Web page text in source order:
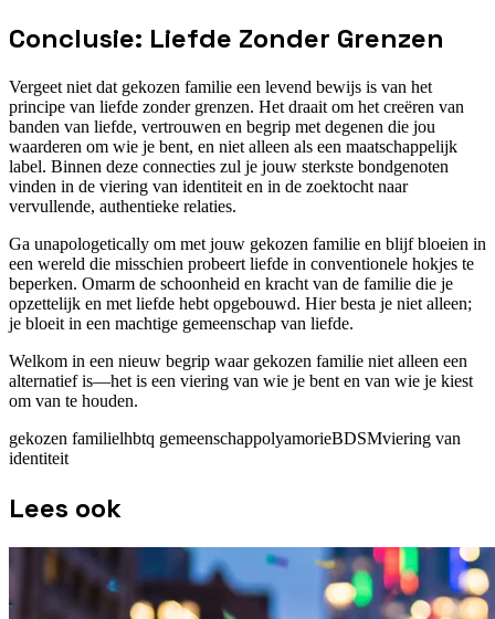
Conclusie: Liefde Zonder Grenzen
Vergeet niet dat gekozen familie een levend bewijs is van het
principe van liefde zonder grenzen. Het draait om het creëren van
banden van liefde, vertrouwen en begrip met degenen die jou
waarderen om wie je bent, en niet alleen als een maatschappelijk
label. Binnen deze connecties zul je jouw sterkste bondgenoten
vinden in de viering van identiteit en in de zoektocht naar
vervullende, authentieke relaties.
Ga unapologetically om met jouw gekozen familie en blijf bloeien in
een wereld die misschien probeert liefde in conventionele hokjes te
beperken. Omarm de schoonheid en kracht van de familie die je
opzettelijk en met liefde hebt opgebouwd. Hier besta je niet alleen;
je bloeit in een machtige gemeenschap van liefde.
Welkom in een nieuw begrip waar gekozen familie niet alleen een
alternatief is—het is een viering van wie je bent en van wie je kiest
om van te houden.
gekozen familielhbtq gemeenschappolyamorieBDSMviering van
identiteit
Lees ook